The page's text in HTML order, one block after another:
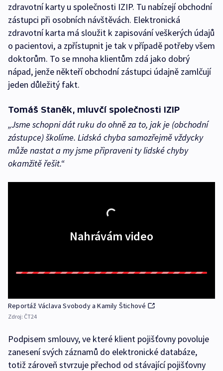
zdravotní karty u společnosti IZIP. Tu nabízejí obchodní
zástupci při osobních návštěvách. Elektronická
zdravotní karta má sloužit k zapisování veškerých údajů
o pacientovi, a zpřístupnit je tak v případě potřeby všem
doktorům. To se mnoha klientům zdá jako dobrý
nápad, jenže někteří obchodní zástupci údajně zamlčují
jeden důležitý fakt.
Tomáš Staněk, mluvčí společnosti IZIP
„Jsme schopni dát ruku do ohně za to, jak je (obchodní
zástupce) školíme. Lidská chyba samozřejmě vždycky
může nastat a my jsme připraveni ty lidské chyby
okamžitě řešit.“
Nahrávám video
Reportáž Václava Svobody a Kamily Štichové
Zdroj: ČT24
Podpisem smlouvy, ve které klient pojišťovny povoluje
zanesení svých záznamů do elektronické databáze,
totiž zároveň stvrzuje přechod od stávající pojišťovny